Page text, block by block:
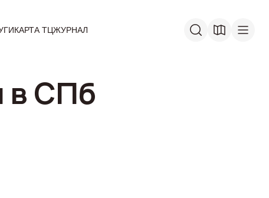
КАРТА ТЦЖУРНАЛ
в СПб